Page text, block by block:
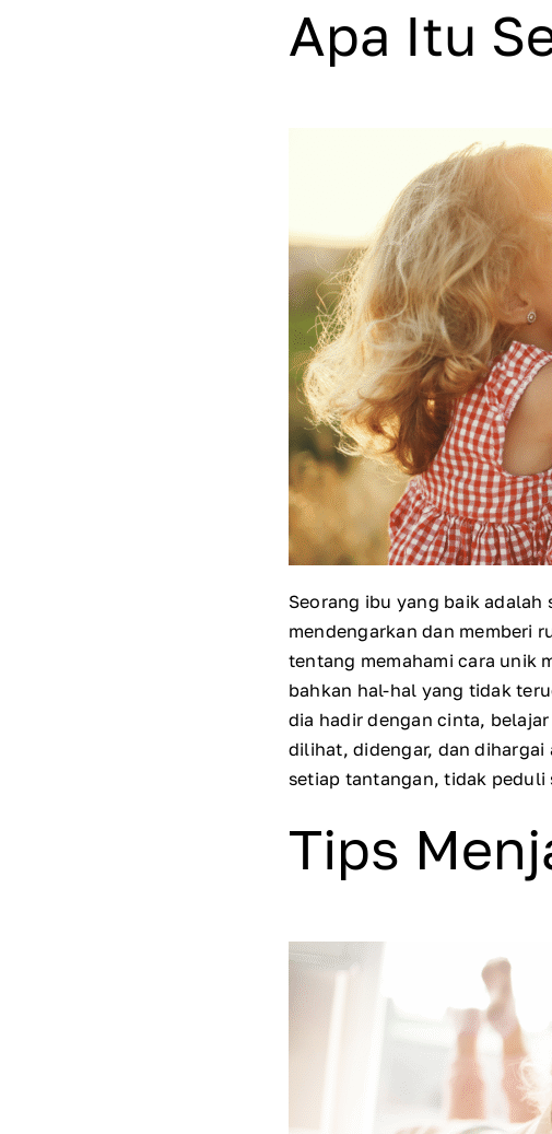
Apa Itu
Seorang ibu yang baik
mendengarkan dan memberi
tentang memahami cara unik
bahkan hal-hal yang tidak
dia hadir dengan cinta,
dilihat, didengar, dan dihargai
setiap tantangan, tidak
Tips